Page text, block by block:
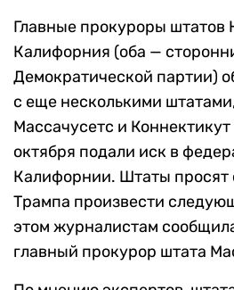
Главные прокуроры
Калифорния (оба —
Демократической партии)
с еще несколькими
Массачусетс и
октября подали иск в
Калифорнии. Штаты просят
Трампа произвести
этом журналистам
главный прокурор штата